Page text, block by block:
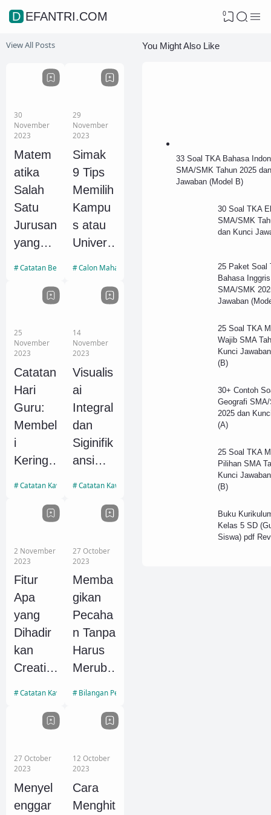
DEFANTRI.COM 0
View All Posts
30
November
2023
Matem
atika
Salah
Satu
Jurusan
yang
Potensi
Besar
di
Dunia
Profesi
onal
Catatan Belajar
29
November
2023
Simak
9 Tips
Memilih
Kampu
s atau
Universi
Harus
Ketahui
Calon Mahasiswa
25
November
2023
Catatan
Hari
Guru:
Membel
i
Keringa
Catatan Kawan
14
November
2023
Visualis
ai
Integral
dan
Siginifik
ansi
Catatan Kawan
2 November
2023
Fitur
Apa
yang
Dihadir
kan
Creativ
Anda?
Catatan Kawan
27 October
2023
Memba
gikan
Pecaha
n Tanpa
Harus
Meruba
Perkalia
Pecaha
n
Bilangan Pecahan
27 October
2023
Menyel
enggar
12 October
2023
Cara
Menghit
You Might Also Like
33 Soal TKA Bahasa
SMA/SMK Tahun 2025
Jawaban (Model B)
30 Soal TKA
SMA/SMK
dan Kunci
25 Paket Soal
Bahasa
SMA/SMK
Jawaban
25 Soal TKA
Wajib SMA
Kunci
(B)
30+ Contoh
Geografi
2025 dan
(A)
25 Soal TKA
Pilihan SMA
Kunci
(B)
Buku
Kelas 5 SD
Siswa) pdf